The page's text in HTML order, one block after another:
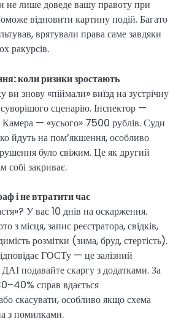
не лише доведе вашу правоту при
відновити картину подій. Багато
врятували права саме завдяки
ракурсів.
коли ризики зростають
знову «піймали» виїзд на зустрічну
сценарію. Інспектор —
Камера — «усього» 7500 рублів. Суди
йдуть на пом’якшення, особливо
було свіжим. Це як другий
собі закриває.
і не втратити час
У вас 10 днів на оскарження.
з місця, запис реєстратора, свідків,
розмітки (зима, бруд, стертість).
ГОСТу — це залізний
подавайте скаргу з додатками. За
справ вдається
скасувати, особливо якщо схема
з помилками.